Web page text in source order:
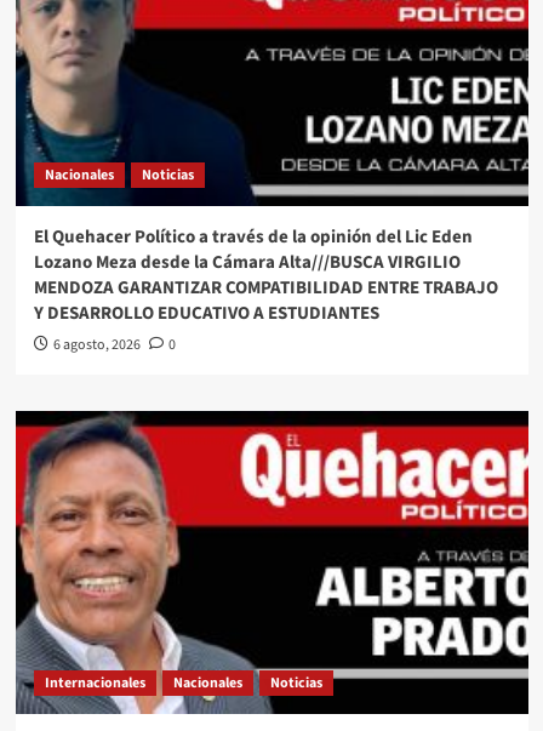
Nacionales Noticias
El Quehacer Político a través de la opinión del Lic Eden
Lozano Meza desde la Cámara Alta///BUSCA VIRGILIO
MENDOZA GARANTIZAR COMPATIBILIDAD ENTRE TRABAJO
Y DESARROLLO EDUCATIVO A ESTUDIANTES
6 agosto, 2026 0
Internacionales Nacionales Noticias